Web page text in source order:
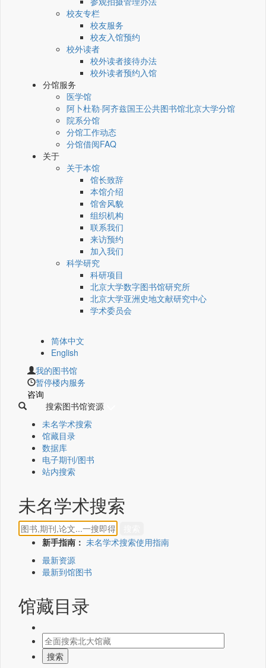
校友专栏
校友服务
校友入馆预约
校外读者
校外读者接待办法
校外读者预约入馆
分馆服务
医学馆
阿卜杜勒·阿齐兹国王公共图书馆北京大学分馆
院系分馆
分馆工作动态
分馆借阅FAQ
关于
关于本馆
馆长致辞
本馆介绍
馆舍风貌
组织机构
联系我们
来访预约
加入我们
科学研究
科研项目
北京大学数字图书馆研究所
北京大学亚洲史地文献研究中心
学术委员会
简体中文
English
我的图书馆
暂停楼内服务
咨询
搜索图书馆资源
未名学术搜索
馆藏目录
数据库
电子期刊/图书
站内搜索
未名学术搜索
新手指南： 未名学术搜索使用指南
最新资源
最新到馆图书
馆藏目录